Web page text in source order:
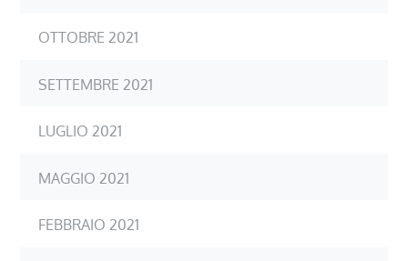
OTTOBRE 2021
SETTEMBRE 2021
LUGLIO 2021
MAGGIO 2021
FEBBRAIO 2021